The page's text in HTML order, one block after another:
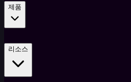
제품
리소스